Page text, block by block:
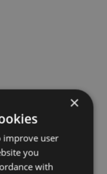
×
improve user
you
with